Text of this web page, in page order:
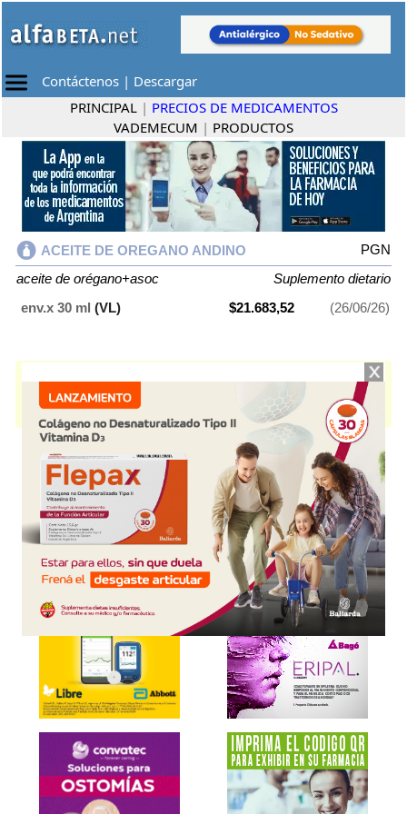
Contáctenos | Descargar
PRINCIPAL | PRECIOS DE MEDICAMENTOS
VADEMECUM | PRODUCTOS
ACEITE DE OREGANO ANDINO
PGN
aceite de orégano+asoc
Suplemento dietario
env.x 30 ml (VL) $21.683,52 (26/06/26)
y se
indica comoSuplemento dietario
y cuenta con 1
presentación disponible.
Explorar más
Otros productos con
aceite de orégano+asoc
Otros productos de